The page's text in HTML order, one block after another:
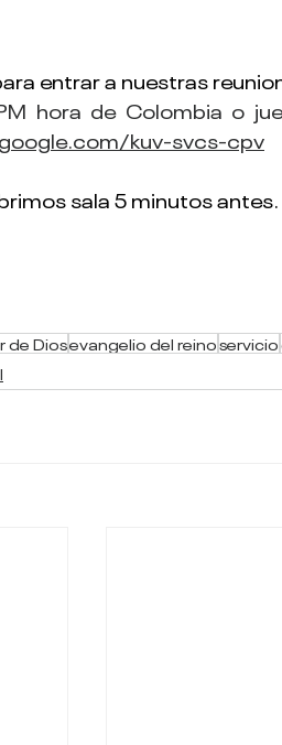
entrar a nuestras
kuv-svcs-cpv
sala 5 minutos antes.
de Diosevangelio del reinoservicio